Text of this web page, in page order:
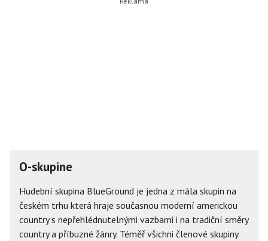
O-skupine
Hudební skupina BlueGround je jedna z mála skupin na
českém trhu která hraje současnou moderní americkou
country s nepřehlédnutelnými vazbami i na tradiční směry
country a příbuzné žánry. Téměř všichni členové skupiny